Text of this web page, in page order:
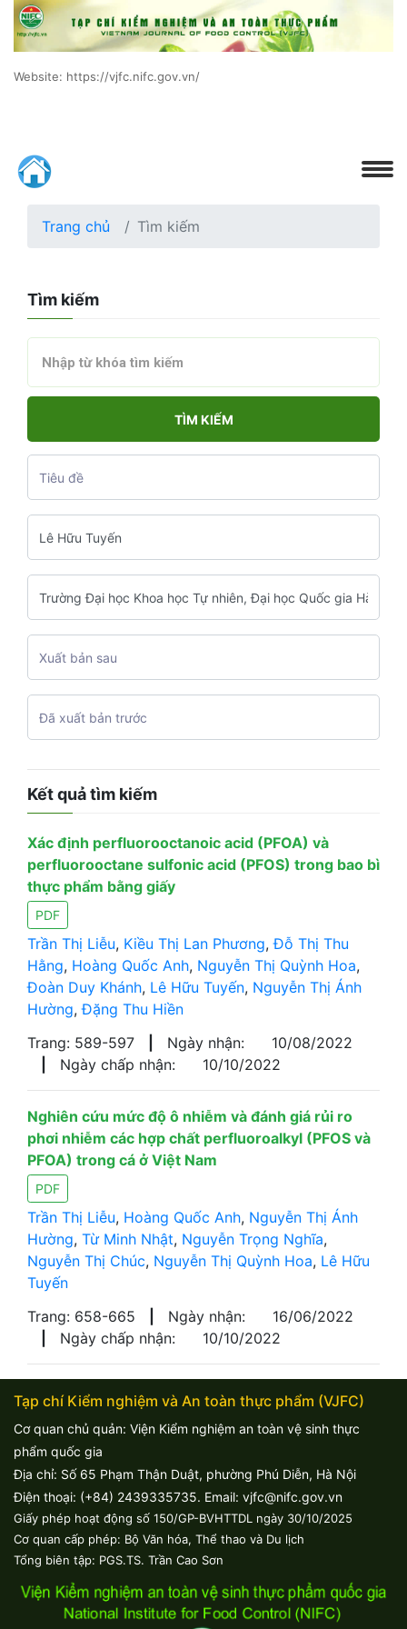
Website: https://vjfc.nifc.gov.vn/
Trang chủ Tìm kiếm
Tìm kiếm
TÌM KIẾM
Kết quả tìm kiếm
Xác định perfluorooctanoic acid (PFOA) và
perfluorooctane sulfonic acid (PFOS) trong bao bì
thực phẩm bằng giấy
PDF
Trần Thị Liễu, Kiều Thị Lan Phương,Đỗ Thị Thu
Hằng, Hoàng Quốc Anh, Nguyễn Thị Quỳnh Hoa,
Đoàn Duy Khánh, Lê Hữu Tuyến, Nguyễn Thị Ánh
Hường,Đặng Thu Hiền
Trang: 589-597
Ngày nhận:
10/08/2022
Ngày chấp nhận: 10/10/2022
Nghiên cứu mức độ ô nhiễm và đánh giá rủi ro
phơi nhiễm các hợp chất perfluoroalkyl (PFOS và
PFOA) trong cá ở Việt Nam
PDF
Trần Thị Liễu, Hoàng Quốc Anh, Nguyễn Thị Ánh
Hường, Từ Minh Nhật, Nguyễn Trọng Nghĩa,
Nguyễn Thị Chúc, Nguyễn Thị Quỳnh Hoa, Lê Hữu
Tuyến
Trang: 658-665
Ngày nhận:
16/06/2022
Ngày chấp nhận: 10/10/2022
Tạp chí Kiểm nghiệm và An toàn thực phẩm (VJFC)
Cơ quan chủ quản: Viện Kiểm nghiệm an toàn vệ sinh thực
phẩm quốc gia
Địa chỉ: Số 65 Phạm Thận Duật, phường Phú Diễn, Hà Nội
Điện thoại: (+84) 2439335735. Email: vjfc@nifc.gov.vn
Giấy phép hoạt động số 150/GP-BVHTTDL ngày 30/10/2025
Cơ quan cấp phép: Bộ Văn hóa, Thể thao và Du lịch
Tổng biên tập: PGS.TS. Trần Cao Sơn